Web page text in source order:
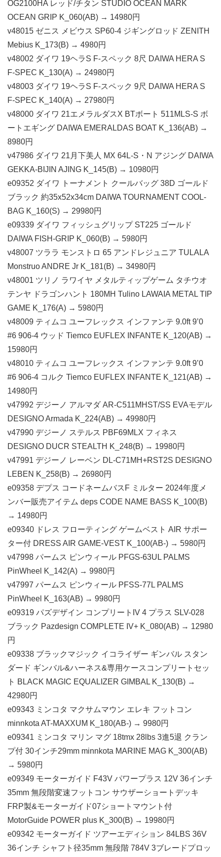
OG2100HA レッド/チタン STUDIO OCEAN MARK
OCEAN GRIP K_060(AB) → 14980円
v48015 ゼニス メビウス SP60-4 ジギングロッド ZENITH
Mebius K_173(B) → 4980円
v48002 ダイワ 19ヘラS F-スペック 8尺 DAIWA HERA S
F-SPEC K_130(A) → 24980円
v48003 ダイワ 19ヘラS F-スペック 9尺 DAIWA HERA S
F-SPEC K_140(A) → 27980円
v48000 ダイワ 21エメラルダスX BTボート 511MLS-S ボ
ートエギング DAIWA EMERALDAS BOAT K_136(AB) →
8980円
v47986 ダイワ 21月下美人 MX 64L-S・N アジング DAIWA
GEKKA-BIJIN AJING K_145(B) → 10980円
e09352 ダイワ トーナメント クールバッグ 38D ゴールド
ブラック 約35x52x34cm DAIWA TOURNAMENT COOL-
BAG K_160(S) → 29980円
e09339 ダイワ フィッシュグリップ ST225 ゴールド
DAIWA FISH-GRIP K_060(B) → 5980円
v48007 ツララ モンストロ 65 アンドレジュニア TULALA
Monstruo ANDRE Jr K_181(B) → 34980円
v48001 ツリノ ラワイヤ メタルティップゲーム タチウオ
テンヤ ドラゴンハント 180MH Tulino LAWAIA METAL TIP
GAME K_176(A) → 5980円
v48009 ティムコ ユーフレックス インファンテ 9.0ft 9’0
#6 906-4 ウッド Tiemco EUFLEX INFANTE K_120(AB) →
15980円
v48010 ティムコ ユーフレックス インファンテ 9.0ft 9’0
#6 906-4 コルク Tiemco EUFLEX INFANTE K_121(AB) →
14980円
v47992 デジーノ アルマダ AR-C511MHST/SS EVAモデル
DESIGNO Armada K_224(AB) → 49980円
v47990 デジーノ ステルス PBF69MLX フィネス
DESIGNO DUCR STEALTH K_248(B) → 19980円
v47991 デジーノ レーベン DL-C71MH+RST2S DESIGNO
LEBEN K_258(B) → 26980円
e09358 デプス コードネームバスF ミルター 2024年度メ
ンバー販売アイテム deps CODE NAME BASS K_100(B)
→ 14980円
e09340 ドレス フローティング ゲームベスト AIR サポー
ター付 DRESS AIR GAME-VEST K_100(AB-) → 5980円
v47998 パームス ピンウィール PFGS-63UL PALMS
PinWheel K_142(A) → 9980円
v47997 パームス ピンウィール PFSS-77L PALMS
PinWheel K_163(AB) → 9980円
e09319 パズデザイン コンプリートIV 4 プラス SLV-028
ブラック Pazdesign COMPLETE IV+ K_080(AB) → 12980
円
e09338 ブラックマジック イコライザー ギンバル スタン
ダード ギンバル&ハーネス&専用ケースコンプリートセッ
ト BLACK MAGIC EQUALIZER GIMBAL K_130(B) →
42980円
e09343 ミンコタ マクサムマウン エレキ フットコン
minnkota AT-MAXXUM K_180(AB-) → 9980円
e09341 ミンコタ マリン マグ 18tmx 28lbs 3進5退 クラン
プ付 30インチ29mm minnkota MARINE MAG K_300(AB)
→ 5980円
e09349 モーターガイド F43V パワープラス 12V 36インチ
35mm 無段階変速フットコン サウザーショートデッキ
FRP製&モーターガイド07ショートマウント付
MotorGuide POWER plus K_300(B) → 19980円
e09342 モーターガイド ツアーエディション 84LBS 36V
36インチ シャフト径35mm 無段階 784V 3ブレードプロッ